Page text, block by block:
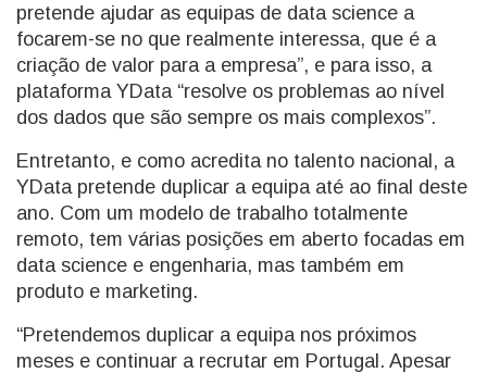
pretende ajudar as equipas de data science a
focarem-se no que realmente interessa, que é a
criação de valor para a empresa”, e para isso, a
plataforma YData “resolve os problemas ao nível
dos dados que são sempre os mais complexos”.
Entretanto, e como acredita no talento nacional, a
YData pretende duplicar a equipa até ao final deste
ano. Com um modelo de trabalho totalmente
remoto, tem várias posições em aberto focadas em
data science e engenharia, mas também em
produto e marketing.
“Pretendemos duplicar a equipa nos próximos
meses e continuar a recrutar em Portugal. Apesar